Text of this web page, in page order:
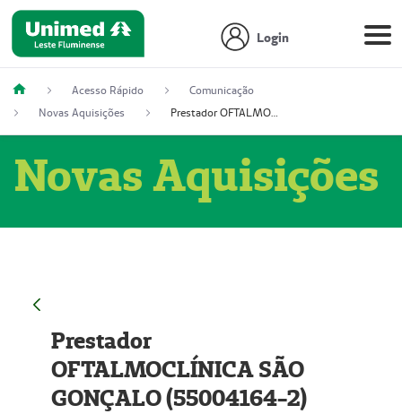
Login
Acesso Rápido
Comunicação
Novas Aquisições
Prestador OFTALMOCLÍNICA SÃO GONÇALO (55004164-2)
Novas Aquisições
Prestador
OFTALMOCLÍNICA SÃO
GONÇALO (55004164-2)